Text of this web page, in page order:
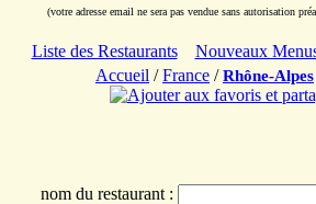
(votre adresse email ne sera pas vendue sans autorisation
Liste des Restaurants Nouveaux
Accueil /France /Rhône-Alpes
nom du restaurant :